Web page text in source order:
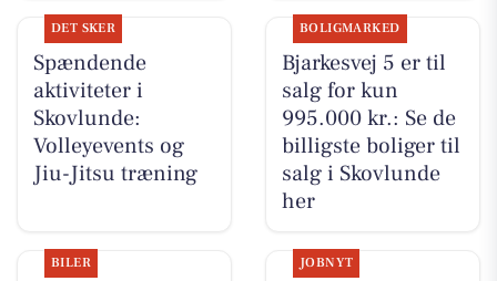
DET SKER
Spændende
aktiviteter i
Skovlunde:
Volleyevents og
Jiu-Jitsu træning
BOLIGMARKED
Bjarkesvej 5 er til
salg for kun
995.000 kr.: Se de
billigste boliger til
salg i Skovlunde
her
BILER JOBNYT